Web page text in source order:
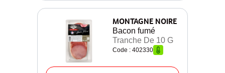
MONTAGNE NOIRE
Bacon fumé
Tranche De 10 G
Code : 402330